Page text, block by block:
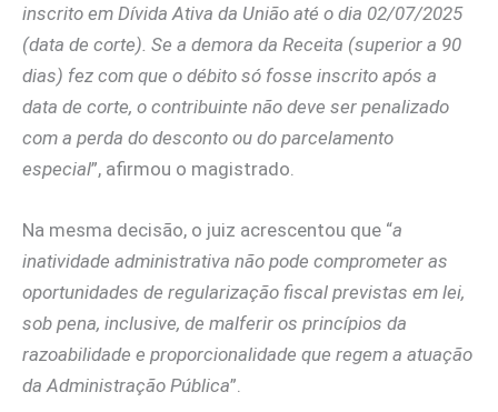
inscrito em Dívida Ativa da União até o dia 02/07/2025
(data de corte). Se a demora da Receita (superior a 90
dias) fez com que o débito só fosse inscrito após a
data de corte, o contribuinte não deve ser penalizado
com a perda do desconto ou do parcelamento
especial”, afirmou o magistrado.
Na mesma decisão, o juiz acrescentou que “a
inatividade administrativa não pode comprometer as
oportunidades de regularização fiscal previstas em lei,
sob pena, inclusive, de malferir os princípios da
razoabilidade e proporcionalidade que regem a atuação
da Administração Pública”.